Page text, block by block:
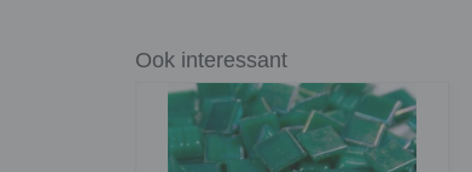
Ook interessant